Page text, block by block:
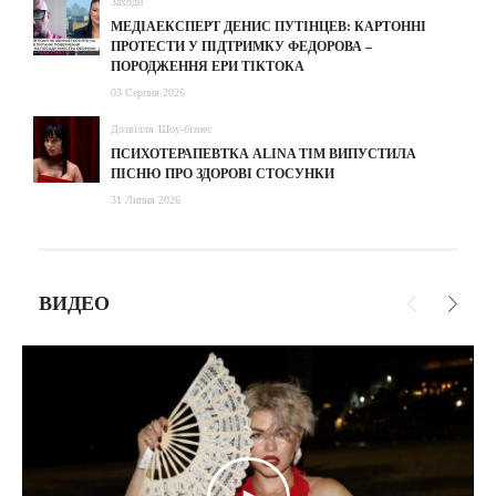
МЕДІАЕКСПЕРТ ДЕНИС ПУТІНЦЕВ: КАРТОННІ
ПРОТЕСТИ У ПІДТРИМКУ ФЕДОРОВА –
ПОРОДЖЕННЯ ЕРИ ТІКТОКА
03 Серпня 2026
Дозвілля Шоу-бізнес
ПСИХОТЕРАПЕВТКА ALINA TIM ВИПУСТИЛА
ПІСНЮ ПРО ЗДОРОВІ СТОСУНКИ
31 Липня 2026
ВИДЕО